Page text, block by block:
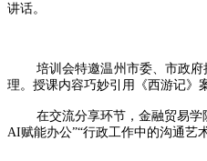
讲话。
培训会特邀温州市委、市政
理。授课内容巧妙引用《西游记》
在交流分享环节，金融贸易
AI赋能办公”“行政工作中的沟通艺